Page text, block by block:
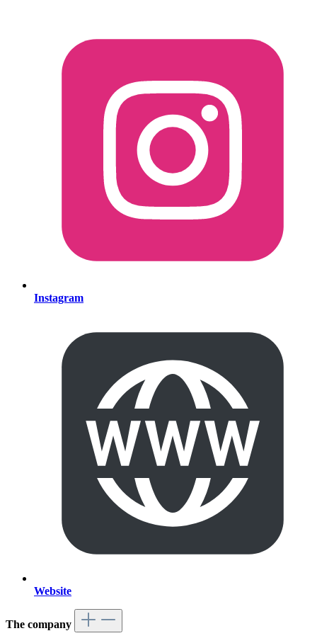
Instagram
Website
The company